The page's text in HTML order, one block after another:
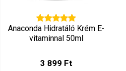
Anaconda Hidratáló Krém E-
vitaminnal 50ml
3 899 Ft